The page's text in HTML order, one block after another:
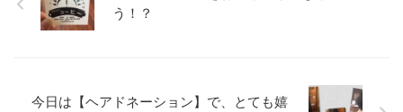
う！？
今日は【ヘアドネーション】で、とても嬉